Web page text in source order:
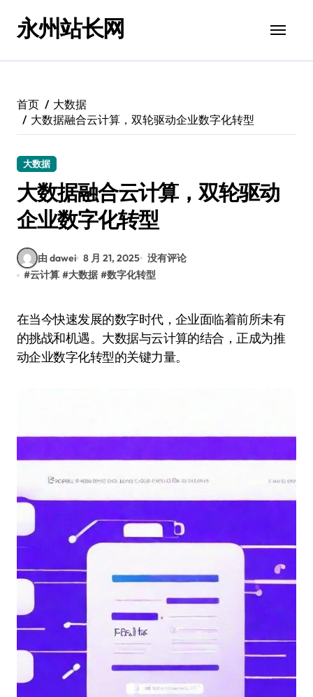
永州站长网
首页
大数据
大数据融合云计算，双轮驱动企业数字化转型
大数据
大数据融合云计算，双轮驱动
企业数字化转型
由 dawei 8 月 21, 2025 没有评论
#云计算 #大数据 #数字化转型
在当今快速发展的数字时代，企业面临着前所未有
的挑战和机遇。大数据与云计算的结合，正成为推
动企业数字化转型的关键力量。